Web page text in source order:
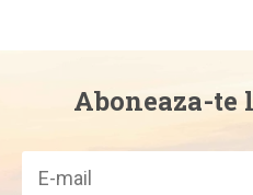
Aboneaza-te